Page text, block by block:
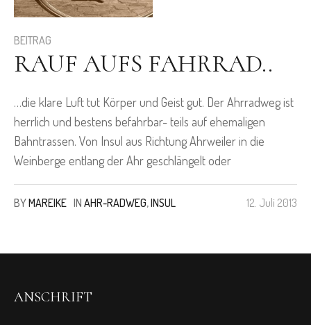
BEITRAG
RAUF AUFS FAHRRAD..
…die klare Luft tut Körper und Geist gut. Der Ahrradweg ist
herrlich und bestens befahrbar- teils auf ehemaligen
Bahntrassen. Von Insul aus Richtung Ahrweiler in die
Weinberge entlang der Ahr geschlängelt oder
12. Juli 2013
BYMAREIKE IN AHR-RADWEG,INSUL
ANSCHRIFT